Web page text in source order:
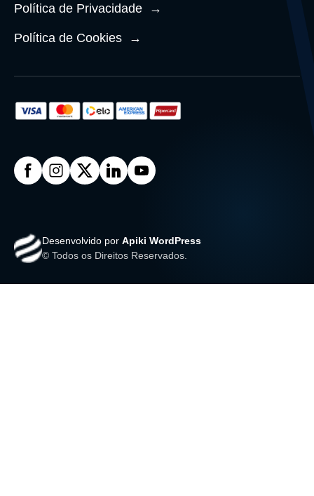
Política de Privacidade →
Política de Cookies →
Desenvolvido por Apiki WordPress
© Todos os Direitos Reservados.